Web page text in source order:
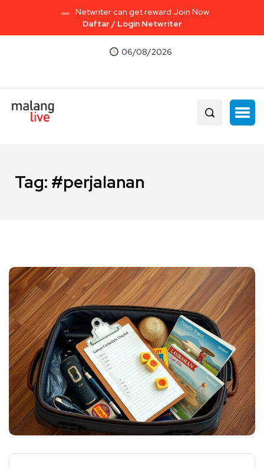
Netwriter can get reward Join Now
Daftar / Login Netwriter
06/08/2026
Tag: #perjalanan